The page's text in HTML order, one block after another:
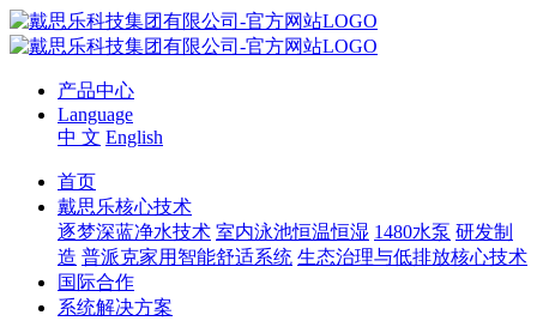
产品中心
Language
中 文 English
首页
戴思乐核心技术
逐梦深蓝净水技术 室内泳池恒温恒湿 1480水泵 研发制
造 普派克家用智能舒适系统 生态治理与低排放核心技术
国际合作
系统解决方案